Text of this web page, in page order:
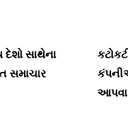
સાથેના
સમાચાર
આપવા